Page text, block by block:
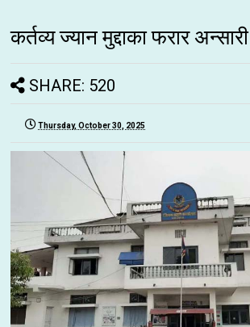
कर्तव्य ज्यान मुद्दाका फरार
SHARE: 520
Thursday, October 30, 2025